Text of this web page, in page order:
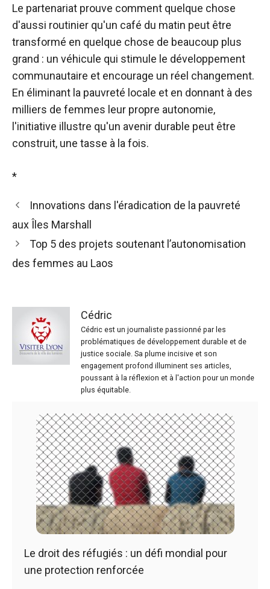
Le partenariat prouve comment quelque chose
d'aussi routinier qu'un café du matin peut être
transformé en quelque chose de beaucoup plus
grand : un véhicule qui stimule le développement
communautaire et encourage un réel changement.
En éliminant la pauvreté locale et en donnant à des
milliers de femmes leur propre autonomie,
l'initiative illustre qu'un avenir durable peut être
construit, une tasse à la fois.
*
Innovations dans l'éradication de la pauvreté
aux Îles Marshall
Top 5 des projets soutenant l’autonomisation
des femmes au Laos
Cédric
Cédric est un journaliste passionné par les
problématiques de développement durable et de
justice sociale. Sa plume incisive et son
engagement profond illuminent ses articles,
poussant à la réflexion et à l'action pour un monde
plus équitable.
Le droit des réfugiés : un défi mondial pour
une protection renforcée